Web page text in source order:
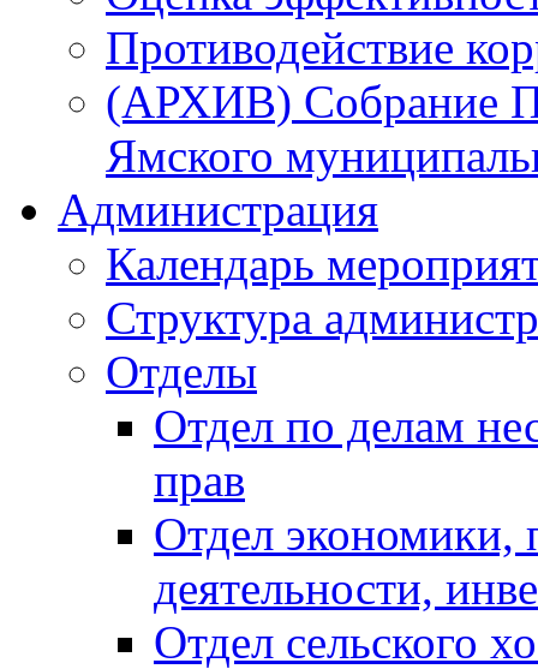
Противодействие
(АРХИВ) Собрание
Ямского
Администрация
Календарь
Структура
Отделы
Отдел по делам
прав
Отдел экономики,
деятельности,
Отдел сельского